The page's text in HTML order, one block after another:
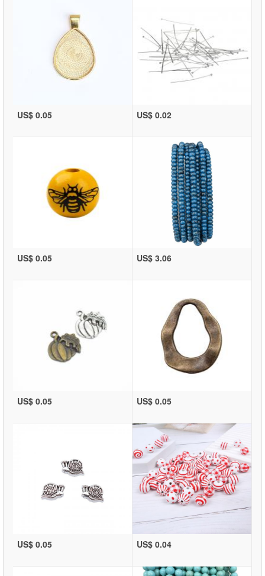
US$ 0.05 US$ 0.02
US$ 0.05 US$ 3.06
US$ 0.05 US$ 0.05
US$ 0.05 US$ 0.04